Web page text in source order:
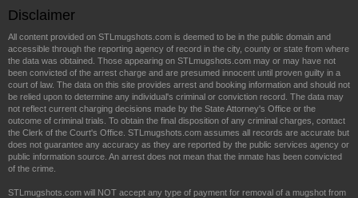
Disclaimer
All content provided on STLmugshots.com is deemed to be in the public domain and
accessible through the reporting agency of record in the city, county or state from where
the data was obtained. Those appearing on STLmugshots.com may or may have not
been convicted of the arrest charge and are presumed innocent until proven guilty in a
court of law. The data on this site provides arrest and booking information and should not
be relied upon to determine any individual's criminal or conviction record. The data may
not reflect current charging decisions made by the State Attorney's Office or the
outcome of criminal trials. To obtain the final disposition of any criminal charges, contact
the Clerk of the Court's Office. STLmugshots.com assumes all records are accurate but
does not guarantee any accuracy as they are reported by the public services agency or
public information source. An arrest does not mean that the inmate has been convicted
of the crime.
STLmugshots.com will NOT accept any type of payment for removal of a mugshot from